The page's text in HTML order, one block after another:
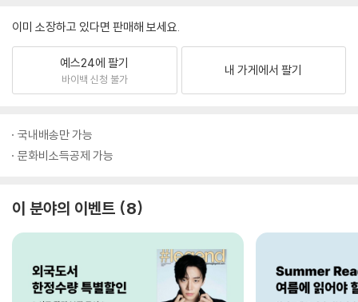
이미 소장하고 있다면 판매해 보세요.
예스24에 팔기
바이백 신청 불가
내 가게에서 팔기
국내배송만 가능
문화비소득공제 가능
이 분야의 이벤트 8